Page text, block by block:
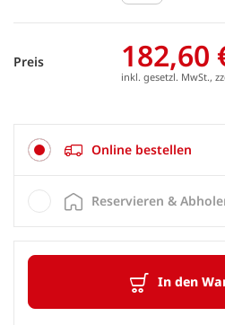
Preis 182,60
inkl. gesetzl. MwSt.,
Online bestellen
In den
Reservieren &